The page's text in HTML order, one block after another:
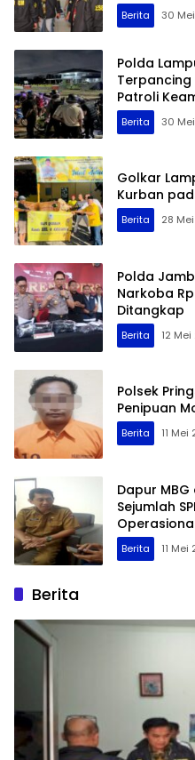
Berita 30
Polda
Terpancing
Patroli
Berita 30
Golkar
Kurban
Berita 28
Polda
Narkoba
Ditangkap
Berita 12
Polsek
Penipuan
Berita 11 Mei
Dapur
Sejumlah
Berita 11 Mei
Berita